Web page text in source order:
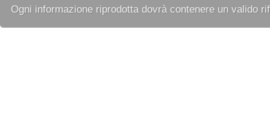
Ogni informazione riprodotta dovrà contenere un valido